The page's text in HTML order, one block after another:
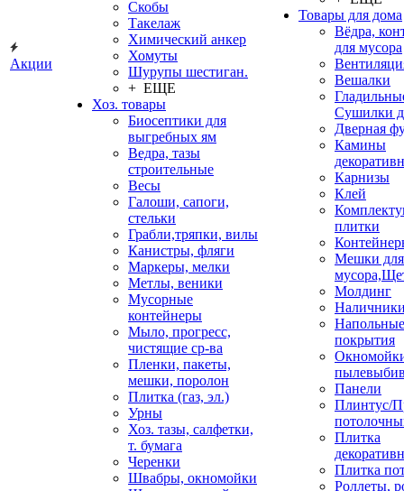
Акции
Скобы
Такелаж
Химический анкер
Хомуты
Шурупы шестиган.
+ ЕЩЕ
Хоз. товары
Биосептики для
выгребных ям
Ведра, тазы
строительные
Весы
Галоши, сапоги,
стельки
Грабли,тряпки, вилы
Канистры, фляги
Маркеры, мелки
Метлы, веники
Мусорные
контейнеры
Мыло, прогресс,
чистящие ср-ва
Пленки, пакеты,
мешки, поролон
Плитка (газ, эл.)
Урны
Хоз. тазы, салфетки,
т. бумага
Черенки
Швабры, окномойки
Товары для дома
Вёдра,
для мусора
Вешалки
Сушилки
Дверная
Камины
Карнизы
Клей
плитки
Мешки для
Молдинг
Напольные
покрытия
Панели
Плинтус/
Плитка
Плитка
Роллеты,